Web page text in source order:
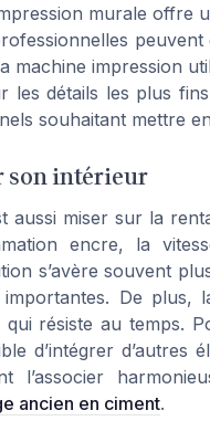
murale offre
impression
les détails les plus
souhaitant mettre
son intérieur
miser sur la
encre, la
s’avère souvent
De plus,
résiste au temps.
d’intégrer d’autres
l’associer
ancien en ciment.